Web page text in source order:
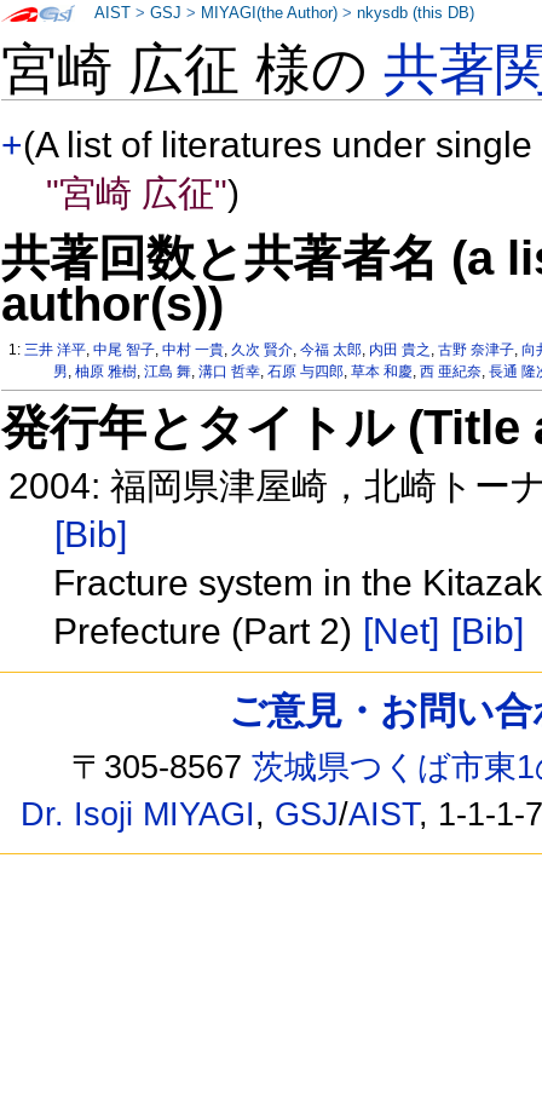
宮崎 広征 様の共著
+(A list of literatures under
"宮崎 広征")
共著回数と共著者名 (a
author(s))
1:三井 洋平,中尾 智子,中村 一貴, 久次 賢介,今福 太郎, 内田 貴之 ,古野 奈津子,向
男, 柚原 雅樹, 江島 舞, 溝口 哲幸, 石原 与四郎, 草本 和慶, 西 亜紀奈, 長通 隆
発行年とタイトル
2004: 福岡県津屋崎，北崎トー
[Bib]
Fracture system in the
Prefecture (Part 2) [Net] [Bib]
AIST >GSJ > MIYAGI(the Author) >nkysdb (this DB)
ご意見・お問い
〒305-8567茨城県つくば市東
Dr. Isoji MIYAGI, GSJ/AIST, 1-1-1-